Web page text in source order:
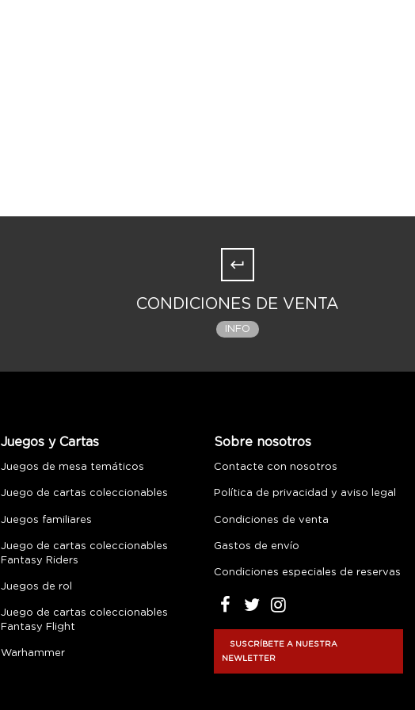
CONDICIONES DE VENTA
INFO
Juegos y Cartas
Juegos de mesa temáticos
Juego de cartas coleccionables
Juegos familiares
Juego de cartas coleccionables
Fantasy Riders
Juegos de rol
Juego de cartas coleccionables
Fantasy Flight
Warhammer
Sobre nosotros
Contacte con nosotros
Política de privacidad y aviso legal
Condiciones de venta
Gastos de envío
Condiciones especiales de reservas
SUSCRÍBETE A NUESTRA
NEWLETTER